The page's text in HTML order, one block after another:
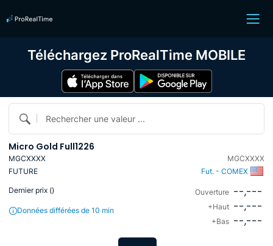
Rechercher une valeur ...
Micro Gold Full1226
MGCXXXX
MGCXXXX
FUTURE
Fut. - COMEX
Dernier prix ()
Données différées de 10 min
Ouverture --,---
+Haut --,---
+Bas --,---
Téléchargez ProRealTime MOBILE